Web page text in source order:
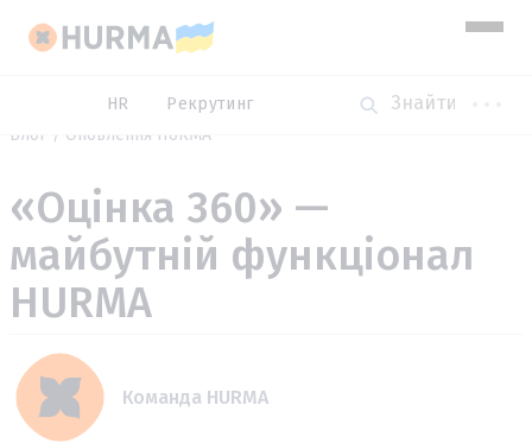
HR
Рекрутинг
Блог
Оновлення HURMA
«Оцінка 360» —
майбутній функціонал
HURMA
Команда HURMA